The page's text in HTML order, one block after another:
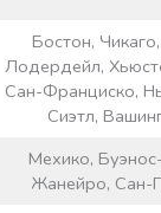
Бостон,
Лодердейл,
Сан-Франциско,
Сиэтл,
Мехико,
Жанейро, Сан-